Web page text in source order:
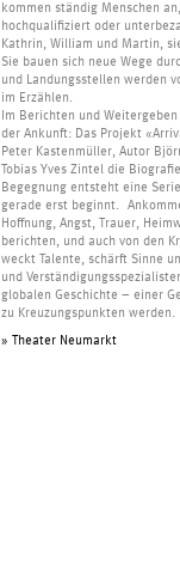
kommen ständig Menschen
hochqualifiziert oder
Kathrin, William und Martin,
Sie bauen sich neue Wege
und Landungsstellen werden
im Erzählen.
Im Berichten und
der Ankunft: Das Projekt
Peter Kastenmüller, Autor
Tobias Yves Zintel die
Begegnung entsteht eine
gerade erst beginnt.
Hoffnung, Angst, Trauer,
berichten, und auch von den
weckt Talente, schärft Sinne
und
globalen Geschichte – einer
zu Kreuzungspunkten
» Theater Neumarkt